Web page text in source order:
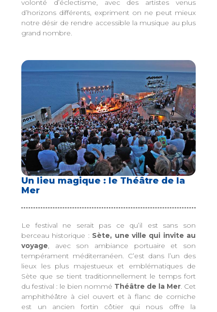
volonté d’éclectisme, avec des artistes venus
d’horizons différents, expriment on ne peut mieux
notre désir de rendre accessible la musique au plus
grand nombre.
Un lieu magique : le Théâtre de la
Mer
Le festival ne serait pas ce qu’il est sans son
berceau historique : Sète, une ville qui invite au
voyage, avec son ambiance portuaire et son
tempérament méditerranéen. C’est dans l’un des
lieux les plus majestueux et emblématiques de
Sète que se tient traditionnellement le temps fort
du festival : le bien nommé Théâtre de la Mer. Cet
amphithéâtre à ciel ouvert et à flanc de corniche
est un ancien fortin côtier qui nous offre la